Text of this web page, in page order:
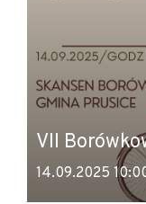
VII
14.09.2025